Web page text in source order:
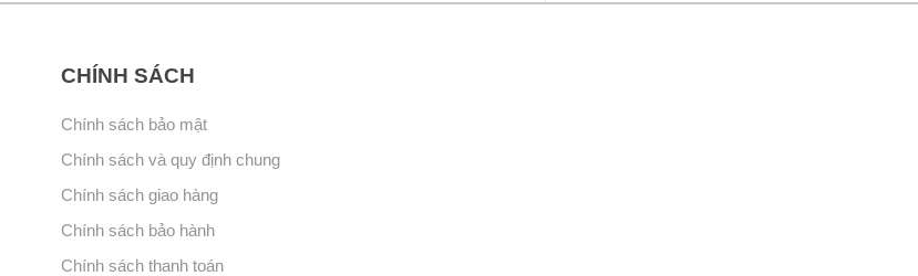
CHÍNH SÁCH
Chính sách bảo mật
Chính sách và quy định chung
Chính sách giao hàng
Chính sách bảo hành
Chính sách thanh toán